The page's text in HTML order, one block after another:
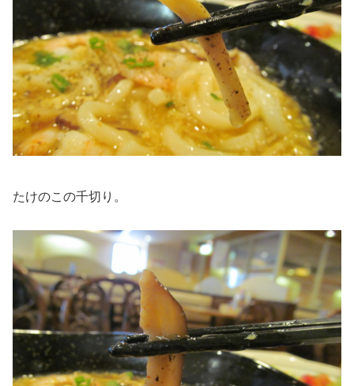
たけのこの千切り。